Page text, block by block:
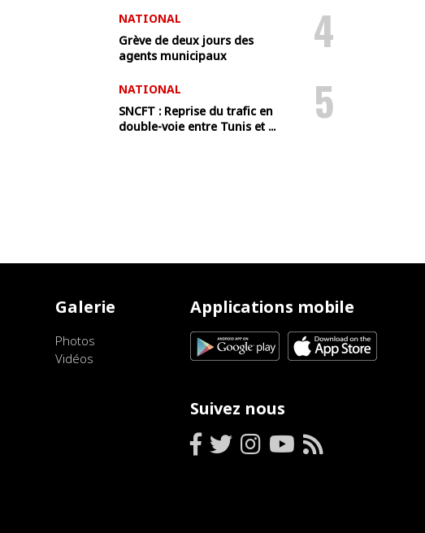
NATIONAL
Grève de deux jours des
agents municipaux
4
NATIONAL
SNCFT : Reprise du trafic en
double-voie entre Tunis et ...
5
Galerie
Photos
Vidéos
Applications mobile
Suivez nous